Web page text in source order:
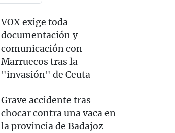
VOX exige toda
documentación y
comunicación con
Marruecos tras la
"invasión" de Ceuta
Grave accidente tras
chocar contra una vaca en
la provincia de Badajoz